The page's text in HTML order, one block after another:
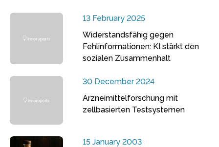
13 February 2025
Widerstandsfähig gegen
Fehlinformationen: KI stärkt den
sozialen Zusammenhalt
30 December 2024
Arzneimittelforschung mit
zellbasierten Testsystemen
15 January 2003